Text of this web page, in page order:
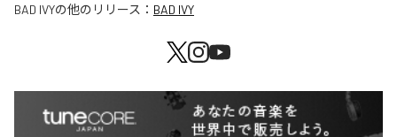
BAD IVYの他のリリース： BAD IVY